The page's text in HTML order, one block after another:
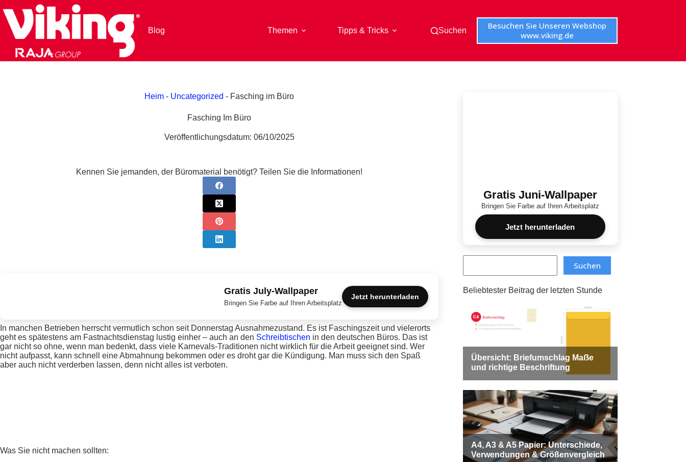
Inhalt
springen
Blog
Themen Tipps & Tricks Suchen
Besuchen Sie Unseren Webshop
www.viking.de
Heim- Uncategorized - Fasching im Büro
Fasching Im Büro
Veröffentlichungsdatum: 06/10/2025
Kennen Sie jemanden, der Büromaterial benötigt? Teilen Sie die Informationen!
Gratis July-Wallpaper
Bringen Sie Farbe auf Ihren Arbeitsplatz
Jetzt herunterladen
In manchen Betrieben herrscht vermutlich schon seit Donnerstag Ausnahmezustand. Es ist Faschingszeit und vielerorts
geht es spätestens am Fastnachtsdienstag lustig einher – auch an den Schreibtischen in den deutschen Büros. Das ist
gar nicht so ohne, wenn man bedenkt, dass viele Karnevals-Traditionen nicht wirklich für die Arbeit geeignet sind. Wer
nicht aufpasst, kann schnell eine Abmahnung bekommen oder es droht gar die Kündigung. Man muss sich den Spaß
aber auch nicht verderben lassen, denn nicht alles ist verboten.
Was Sie nicht machen sollten:
Gratis Juni-Wallpaper
Bringen Sie Farbe auf Ihren Arbeitsplatz
Jetzt herunterladen
Suchen
Beliebtester Beitrag der letzten Stunde